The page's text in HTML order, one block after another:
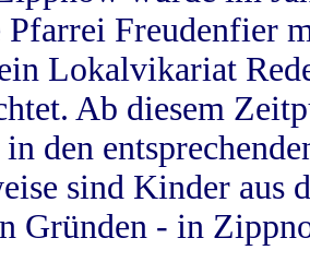
Pfarrei Freudenfier
Lokalvikariat
Ab diesem
den
sind Kinder aus
Gründen - in